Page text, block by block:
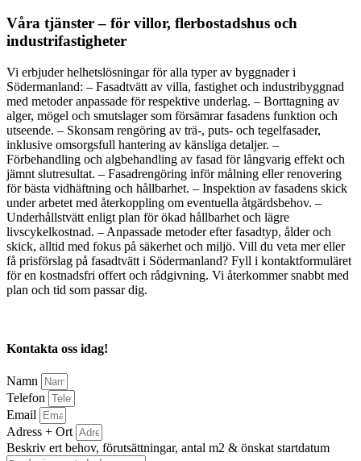
Våra tjänster – för villor, flerbostadshus och
industrifastigheter
Vi erbjuder helhetslösningar för alla typer av byggnader i
Södermanland: – Fasadtvätt av villa, fastighet och industribyggnad
med metoder anpassade för respektive underlag. – Borttagning av
alger, mögel och smutslager som försämrar fasadens funktion och
utseende. – Skonsam rengöring av trä-, puts- och tegelfasader,
inklusive omsorgsfull hantering av känsliga detaljer. –
Förbehandling och algbehandling av fasad för långvarig effekt och
jämnt slutresultat. – Fasadrengöring inför målning eller renovering
för bästa vidhäftning och hållbarhet. – Inspektion av fasadens skick
under arbetet med återkoppling om eventuella åtgärdsbehov. –
Underhållstvätt enligt plan för ökad hållbarhet och lägre
livscykelkostnad. – Anpassade metoder efter fasadtyp, ålder och
skick, alltid med fokus på säkerhet och miljö. Vill du veta mer eller
få prisförslag på fasadtvätt i Södermanland? Fyll i kontaktformuläret
för en kostnadsfri offert och rådgivning. Vi återkommer snabbt med
plan och tid som passar dig.
Kontakta oss idag!
Namn
Telefon
Email
Adress + Ort
Beskriv ert behov, förutsättningar, antal m2 & önskat startdatum